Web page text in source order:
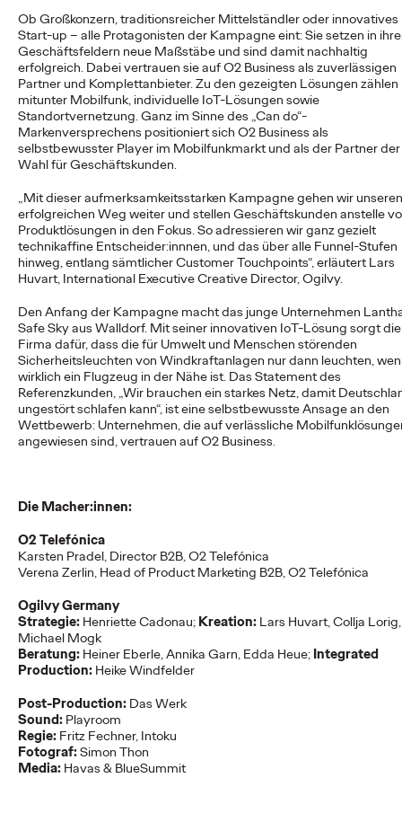
Ob Großkonzern, traditionsreicher Mittelständler oder innovatives
Start-up – alle Protagonisten der Kampagne eint: Sie setzen in
Geschäftsfeldern neue Maßstäbe und sind damit nachhaltig
erfolgreich. Dabei vertrauen sie auf O2 Business als zuverlässigen
Partner und Komplettanbieter. Zu den gezeigten Lösungen zählen
mitunter Mobilfunk, individuelle IoT-Lösungen sowie
Standortvernetzung. Ganz im Sinne des „Can do“-
Markenversprechens positioniert sich O2 Business als
selbstbewusster Player im Mobilfunkmarkt und als der Partner der
Wahl für Geschäftskunden.
„Mit dieser aufmerksamkeitsstarken Kampagne gehen wir unseren
erfolgreichen Weg weiter und stellen Geschäftskunden anstelle
Produktlösungen in den Fokus. So adressieren wir ganz gezielt
technikaffine Entscheider:innnen, und das über alle Funnel-Stufen
hinweg, entlang sämtlicher Customer Touchpoints“, erläutert Lars
Huvart, International Executive Creative Director, Ogilvy.
Den Anfang der Kampagne macht das junge Unternehmen
Safe Sky aus Walldorf. Mit seiner innovativen IoT-Lösung sorgt die
Firma dafür, dass die für Umwelt und Menschen störenden
Sicherheitsleuchten von Windkraftanlagen nur dann leuchten,
wirklich ein Flugzeug in der Nähe ist. Das Statement des
Referenzkunden, „Wir brauchen ein starkes Netz, damit
ungestört schlafen kann“, ist eine selbstbewusste Ansage an den
Wettbewerb: Unternehmen, die auf verlässliche
angewiesen sind, vertrauen auf O2 Business.
Die Macher:innen:
O2 Telefónica
Karsten Pradel, Director B2B, O2 Telefónica
Verena Zerlin, Head of Product Marketing B2B, O2 Telefónica
Ogilvy Germany
Strategie: Henriette Cadonau; Kreation: Lars Huvart, Collja Lorig,
Michael Mogk
Beratung: Heiner Eberle, Annika Garn, Edda Heue; Integrated
Production: Heike Windfelder
Post-Production: Das Werk
Sound: Playroom
Regie: Fritz Fechner, Intoku
Fotograf:Simon Thon
Media: Havas & BlueSummit
More→
NEWS
Ogilvy Group
Germany launcht erste
Kampagne für o.b.®
und entstaubt eine
Ikone
01/06/2026
Die Ogilvy Group Germany, die einige Brands der Kenvue
Germany GmbH bereits seit Längerem im Bereich Public
Relations betreut, präsentiert nach dem…
More→
NEWS
Deutsche Bahn und
Ogilvy KI-kreieren
magische Momente.
Roland Stauber 18/05/2026
Die Deutsche Bahn startet heute eine innovative Kampagne,
deren fünf Filme vollständig mit „Veo“, dem generativen Video-
More→
NEWS